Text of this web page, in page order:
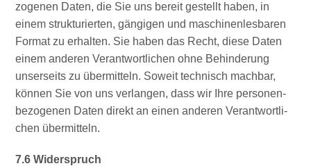
zo­ge­nen Daten, die Sie uns bereit gestellt haben, in
einem struk­tu­rier­ten, gän­gi­gen und maschi­nen­les­ba­ren
For­mat zu erhal­ten. Sie haben das Recht, die­se Daten
einem ande­ren Ver­ant­wort­li­chen ohne Behin­de­rung
unser­seits zu über­mit­teln. Soweit tech­nisch mach­bar,
kön­nen Sie von uns ver­lan­gen, dass wir Ihre per­so­nen­
be­zo­ge­nen Daten direkt an einen ande­ren Ver­ant­wort­li­
chen übermitteln.
7.6 Wider­spruch